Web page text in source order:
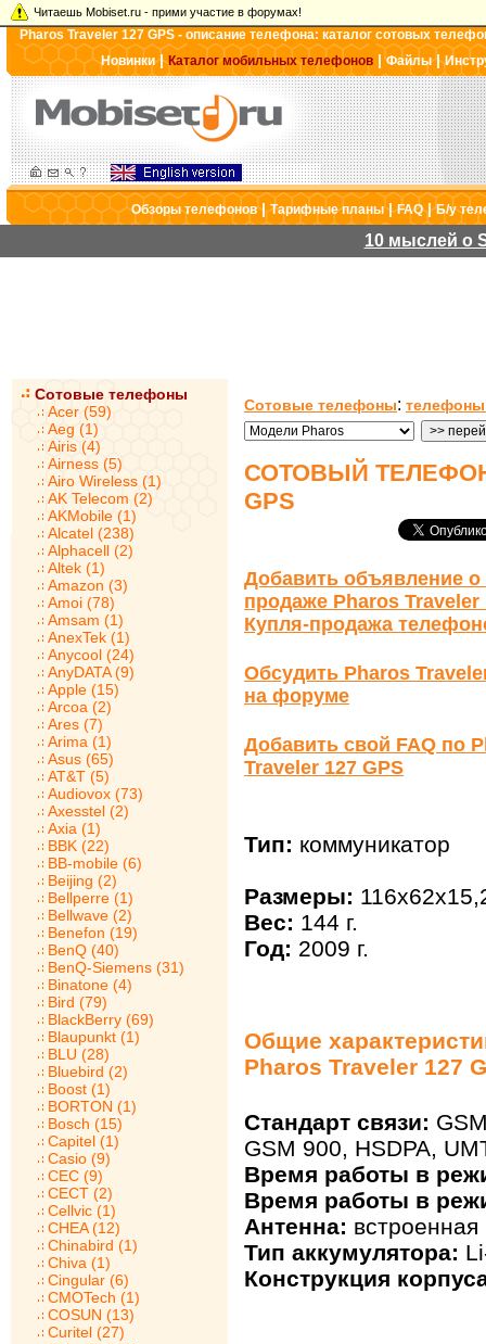
Читаешь Mobiset.ru - прими участие в форумах!
Pharos Traveler 127 GPS - описание телефона: каталог сотовых
Новинки|Каталог мобильных телефонов |Файлы|
Обзоры телефонов|Тарифные планы|FAQ|Б/у
10 мыслей о
Сотовые телефоны
Acer (59)
Aeg (1)
Airis (4)
Airness (5)
Airo Wireless (1)
AK Telecom (2)
AKMobile (1)
Alcatel (238)
Alphacell (2)
Altek (1)
Amazon (3)
Amoi (78)
Amsam (1)
AnexTek (1)
Anycool (24)
AnyDATA (9)
Apple (15)
Arcoa (2)
Ares (7)
Arima (1)
Asus (65)
AT&T (5)
Audiovox (73)
Axesstel (2)
Axia (1)
BBK (22)
BB-mobile (6)
Beijing (2)
Bellperre (1)
Bellwave (2)
Benefon (19)
BenQ (40)
BenQ-Siemens (31)
Binatone (4)
Bird (79)
BlackBerry (69)
Blaupunkt (1)
BLU (28)
Bluebird (2)
Boost (1)
BORTON (1)
Bosch (15)
Capitel (1)
Casio (9)
CEC (9)
CECT (2)
Cellvic (1)
CHEA (12)
Chinabird (1)
Chiva (1)
Cingular (6)
CMOTech (1)
COSUN (13)
Curitel (27)
Сотовые телефоны: телефоны
СОТОВЫЙ ТЕЛЕФОН
GPS
Добавить объявление о
продаже Pharos Traveler
Купля-продажа
Обсудить Pharos
на форуме
Добавить свой FAQ по
Traveler 127 GPS
Тип: коммуникатор
Размеры:
Вес: 144 г.
Год: 2009 г.
Общие
Pharos Traveler 127
Стандарт связи:
GSM 900, HSDPA,
Время работы в
Время работы в
Антенна: встроенная
Тип аккумулятора:
Конструкция